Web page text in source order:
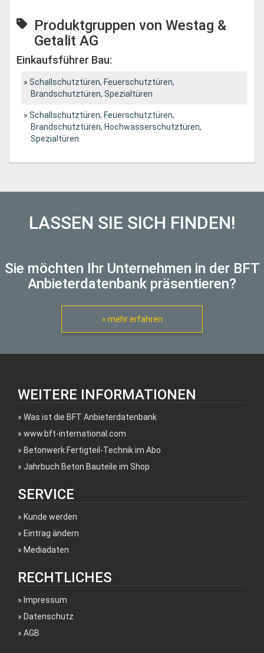
Produktgruppen von Westag &
Getalit AG
Einkaufsführer Bau:
Schallschutztüren, Feuerschutztüren,
Brandschutztüren, Spezialtüren
Schallschutztüren, Feuerschutztüren,
Brandschutztüren, Hochwasserschutztüren,
Spezialtüren
LASSEN SIE SICH FINDEN!
Sie möchten Ihr Unternehmen in der BFT
Anbieterdatenbank präsentieren?
» mehr erfahren
WEITERE INFORMATIONEN
Was ist die BFT Anbieterdatenbank
www.bft-international.com
Betonwerk Fertigteil-Technik im Abo
Jahrbuch Beton Bauteile im Shop
SERVICE
Kunde werden
Eintrag ändern
Mediadaten
RECHTLICHES
Impressum
Datenschutz
AGB